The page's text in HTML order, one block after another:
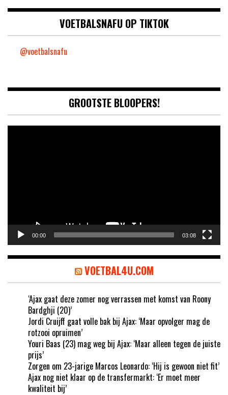
VOETBALSNAFU OP TIKTOK
@voetbalsnafu
GROOTSTE BLOOPERS!
00:00 03:08
VOETBAL4U.COM
‘Ajax gaat deze zomer nog verrassen met komst van Roony
Bardghji (20)’
Jordi Cruijff gaat volle bak bij Ajax: ‘Maar opvolger mag de
rotzooi opruimen’
Youri Baas (23) mag weg bij Ajax: ‘Maar alleen tegen de juiste
prijs’
Zorgen om 23-jarige Marcos Leonardo: ‘Hij is gewoon niet fit’
Ajax nog niet klaar op de transfermarkt: ‘Er moet meer
kwaliteit bij’